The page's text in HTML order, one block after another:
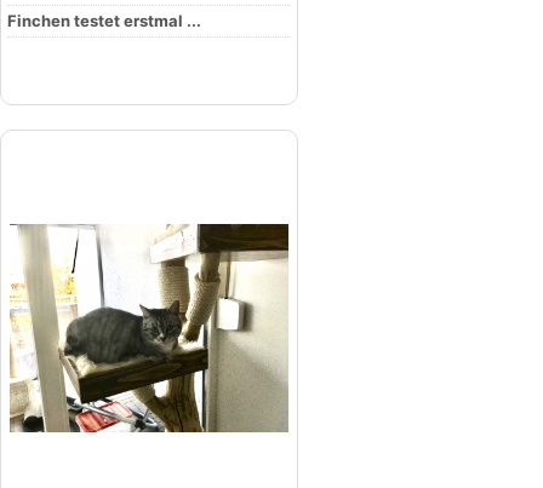
Finchen testet erstmal ...